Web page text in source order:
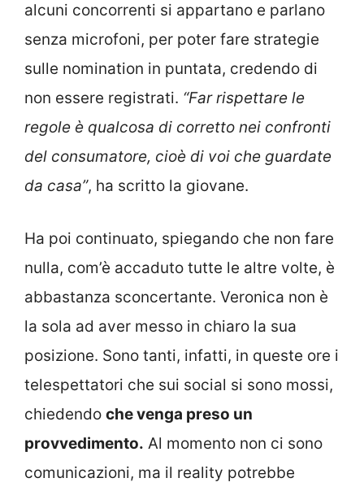
alcuni concorrenti si appartano e parlano
senza microfoni, per poter fare strategie
sulle nomination in puntata, credendo di
non essere registrati. “Far rispettare le
regole è qualcosa di corretto nei confronti
del consumatore, cioè di voi che guardate
da casa”, ha scritto la giovane.
Ha poi continuato, spiegando che non fare
nulla, com’è accaduto tutte le altre volte, è
abbastanza sconcertante. Veronica non è
la sola ad aver messo in chiaro la sua
posizione. Sono tanti, infatti, in queste ore i
telespettatori che sui social si sono mossi,
chiedendo che venga preso un
provvedimento. Al momento non ci sono
comunicazioni, ma il reality potrebbe